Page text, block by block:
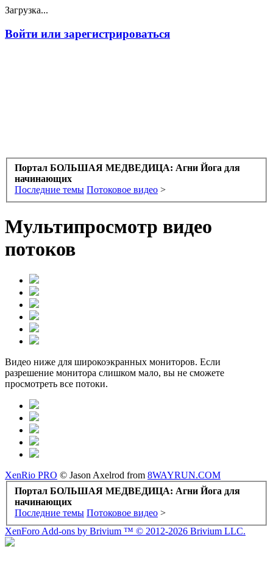
Загрузка...
Войти или зарегистрироваться
Портал БОЛЬШАЯ МЕДВЕДИЦА: Агни Йога для
начинающих
Последние темы Потоковое видео >
Мультипросмотр видео
потоков
Видео ниже для широкоэкранных мониторов. Если
разрешение монитора слишком мало, вы не сможете
просмотреть все потоки.
XenRio PRO © Jason Axelrod from 8WAYRUN.COM
Портал БОЛЬШАЯ МЕДВЕДИЦА: Агни Йога для
начинающих
Последние темы Потоковое видео >
XenForo Add-ons by Brivium ™ © 2012-2026 Brivium LLC.